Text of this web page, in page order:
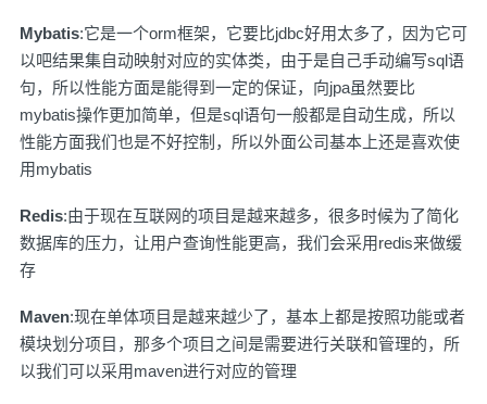
Mybatis:它是一个orm框架，它要比jdbc好用太多了，因为它可
以吧结果集自动映射对应的实体类，由于是自己手动编写sql语
句，所以性能方面是能得到一定的保证，向jpa虽然要比
mybatis操作更加简单，但是sql语句一般都是自动生成，所以
性能方面我们也是不好控制，所以外面公司基本上还是喜欢使
用mybatis
Redis:由于现在互联网的项目是越来越多，很多时候为了简化
数据库的压力，让用户查询性能更高，我们会采用redis来做缓
存
Maven:现在单体项目是越来越少了，基本上都是按照功能或者
模块划分项目，那多个项目之间是需要进行关联和管理的，所
以我们可以采用maven进行对应的管理